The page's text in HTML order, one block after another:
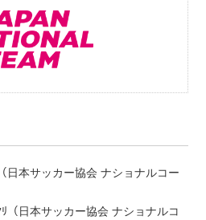
本サッカー協会 ナショナルコー
日本サッカー協会 ナショナルコ